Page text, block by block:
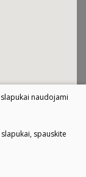
naudojami
spauskite